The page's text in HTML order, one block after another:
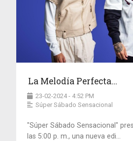
La Melodía Perfecta...
23-02-2024 - 4:52 PM
Súper Sábado Sensacional
"Súper Sábado Sensacional"
las 5:00 p. m., una nueva edi...